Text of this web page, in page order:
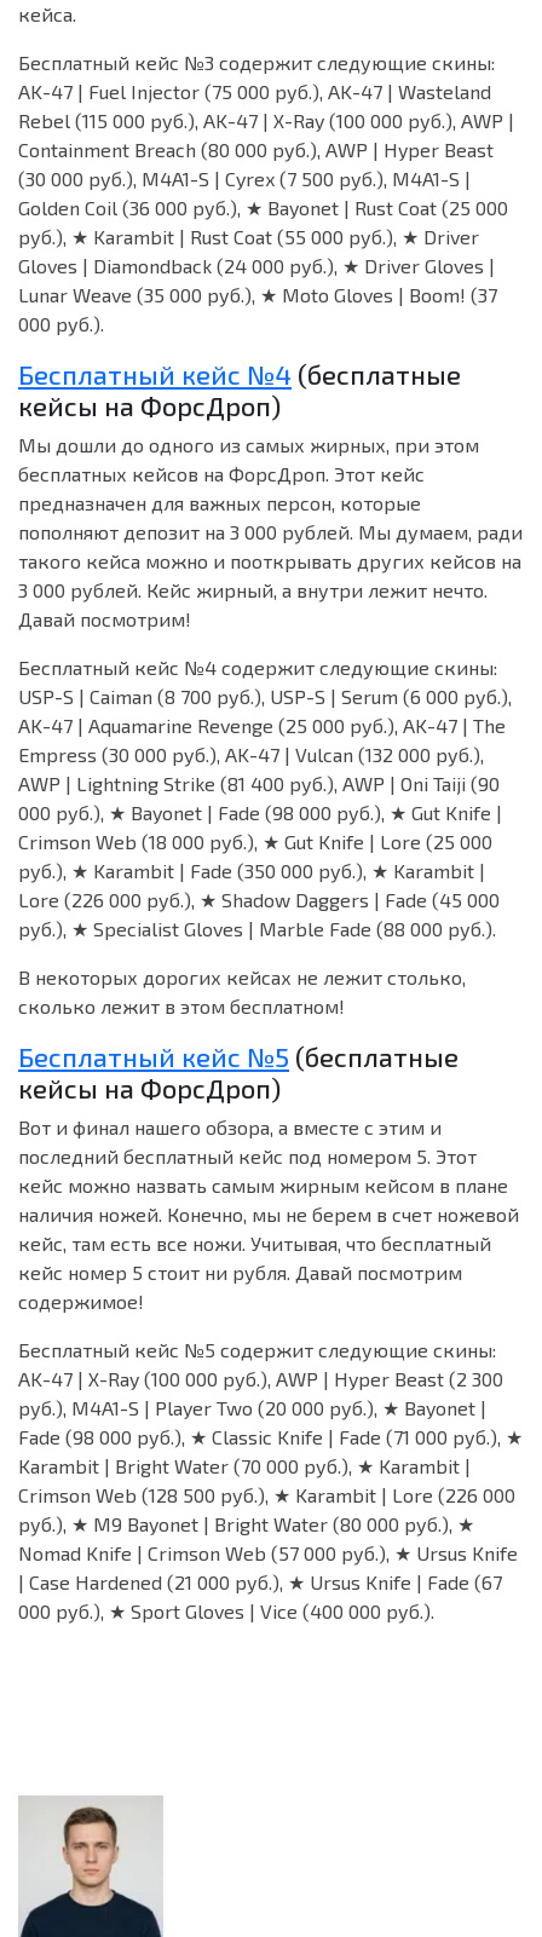
кейса.
Бесплатный кейс №3 содержит следующие скины:
AK-47 | Fuel Injector (75 000 руб.), AK-47 | Wasteland
Rebel (115 000 руб.), AK-47 | X-Ray (100 000 руб.), AWP |
Containment Breach (80 000 руб.), AWP | Hyper Beast
(30 000 руб.), M4A1-S | Cyrex (7 500 руб.), M4A1-S |
Golden Coil (36 000 руб.), ★ Bayonet | Rust Coat (25 000
руб.), ★ Karambit | Rust Coat (55 000 руб.), ★ Driver
Gloves | Diamondback (24 000 руб.), ★ Driver Gloves |
Lunar Weave (35 000 руб.), ★ Moto Gloves | Boom! (37
000 руб.).
Бесплатный кейс №4 (бесплатные
кейсы на ФорсДроп)
Мы дошли до одного из самых жирных, при этом
бесплатных кейсов на ФорсДроп. Этот кейс
предназначен для важных персон, которые
пополняют депозит на 3 000 рублей. Мы думаем, ради
такого кейса можно и пооткрывать других кейсов на
3 000 рублей. Кейс жирный, а внутри лежит нечто.
Давай посмотрим!
Бесплатный кейс №4 содержит следующие скины:
USP-S | Caiman (8 700 руб.), USP-S | Serum (6 000 руб.),
AK-47 | Aquamarine Revenge (25 000 руб.), AK-47 | The
Empress (30 000 руб.), AK-47 | Vulcan (132 000 руб.),
AWP | Lightning Strike (81 400 руб.), AWP | Oni Taiji (90
000 руб.), ★ Bayonet | Fade (98 000 руб.), ★ Gut Knife |
Crimson Web (18 000 руб.), ★ Gut Knife | Lore (25 000
руб.), ★ Karambit | Fade (350 000 руб.), ★ Karambit |
Lore (226 000 руб.), ★ Shadow Daggers | Fade (45 000
руб.), ★ Specialist Gloves | Marble Fade (88 000 руб.).
В некоторых дорогих кейсах не лежит столько,
сколько лежит в этом бесплатном!
Бесплатный кейс №5 (бесплатные
кейсы на ФорсДроп)
Вот и финал нашего обзора, а вместе с этим и
последний бесплатный кейс под номером 5. Этот
кейс можно назвать самым жирным кейсом в плане
наличия ножей. Конечно, мы не берем в счет ножевой
кейс, там есть все ножи. Учитывая, что бесплатный
кейс номер 5 стоит ни рубля. Давай посмотрим
содержимое!
Бесплатный кейс №5 содержит следующие скины:
AK-47 | X-Ray (100 000 руб.), AWP | Hyper Beast (2 300
руб.), M4A1-S | Player Two (20 000 руб.), ★ Bayonet |
Fade (98 000 руб.), ★ Classic Knife | Fade (71 000 руб.), ★
Karambit | Bright Water (70 000 руб.), ★ Karambit |
Crimson Web (128 500 руб.), ★ Karambit | Lore (226 000
руб.), ★ M9 Bayonet | Bright Water (80 000 руб.), ★
Nomad Knife | Crimson Web (57 000 руб.), ★ Ursus Knife
| Case Hardened (21 000 руб.), ★ Ursus Knife | Fade (67
000 руб.), ★ Sport Gloves | Vice (400 000 руб.).